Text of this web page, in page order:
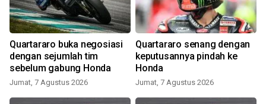
Quartararo buka negosiasi
dengan sejumlah tim
sebelum gabung Honda
Jumat, 7 Agustus 2026
Quartararo senang dengan
keputusannya pindah ke
Honda
Jumat, 7 Agustus 2026